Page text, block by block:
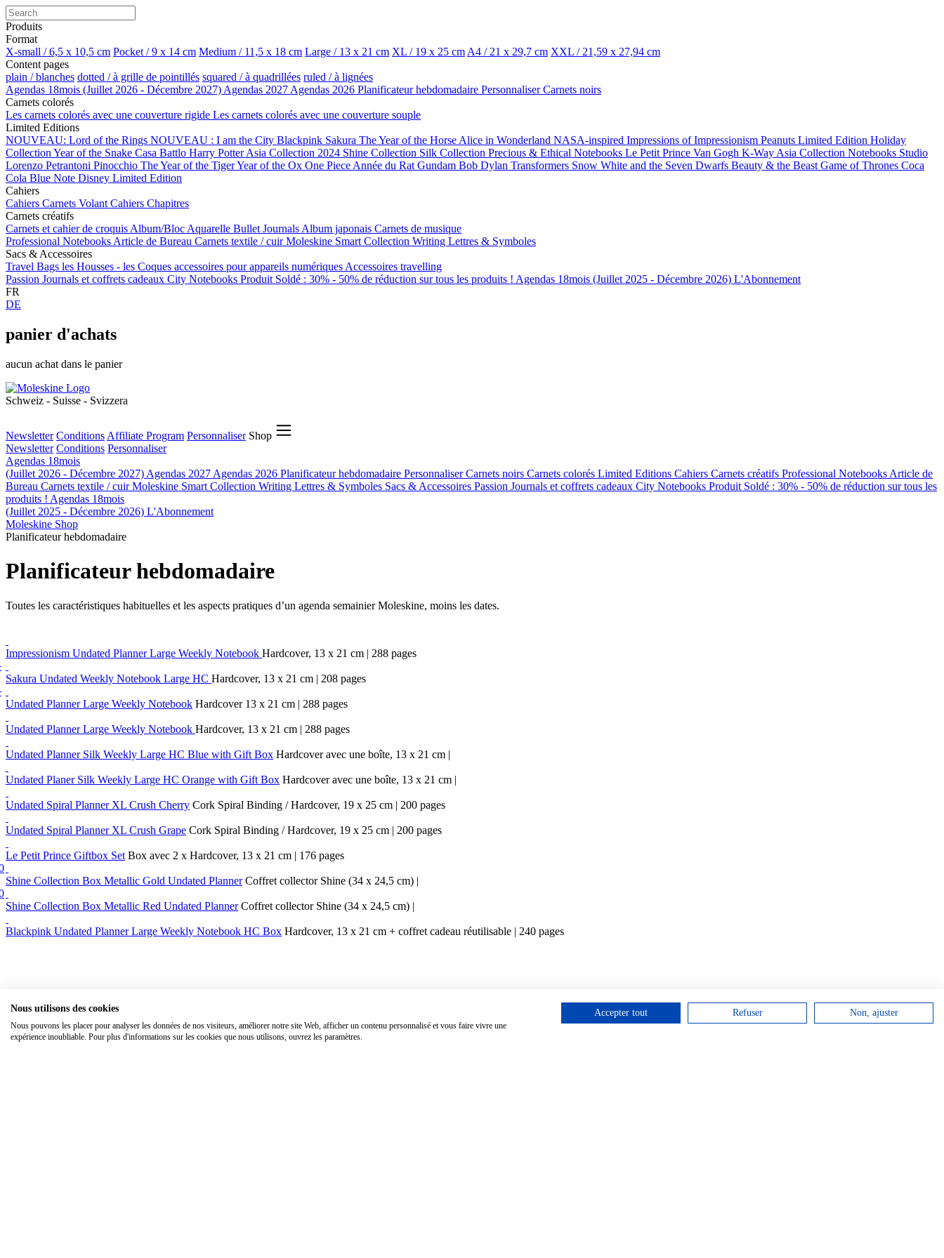
Produits
Format
X-small / 6,5 x 10,5 cm Pocket / 9 x 14 cm Medium / 11,5 x 18 cm Large / 13 x 21 cm XL / 19 x 25 cm A4 / 21 x 29,7 cm XXL / 21,59 x 27,94 cm
Content pages
plain / blanches dotted / à grille de pointillés squared / à quadrillées ruled / à lignées
Agendas 18mois (Juillet 2026 - Décembre 2027) Agendas 2027 Agendas 2026 Planificateur hebdomadaire PersonnaliserCarnets noirs
Carnets colorés
Les carnets colorés avec une couverture rigide Les carnets colorés avec une couverture souple
Limited Editions
NOUVEAU: Lord of the Rings NOUVEAU : I am the City Blackpink Sakura The Year of the Horse Alice in Wonderland NASA-inspired Impressions of Impressionism Peanuts Limited Edition Holiday
Collection Year of the Snake Casa Battlo Harry PotterAsia Collection 2024 Shine Collection Silk Collection Precious & Ethical Notebooks Le Petit Prince Van Gogh K-Way Asia Collection Notebooks Studio
Lorenzo Petrantoni Pinocchio The Year of the TigerYear of the Ox One Piece Année du Rat Gundam Bob Dylan Transformers Snow White and the Seven Dwarfs Beauty & the Beast Game of Thrones Coca
Cola Blue Note Disney Limited Edition
Cahiers
Cahiers Carnets Volant Cahiers Chapitres
Carnets créatifs
Carnets et cahier de croquis Album/Bloc Aquarelle Bullet Journals Album japonais Carnets de musique
Professional Notebooks Article de Bureau Carnets textile / cuirMoleskine Smart Collection Writing Lettres & Symboles
Sacs & Accessoires
Travel Bags les Housses - les Coques accessoires pour appareils numériques Accessoires travelling
Passion Journals et coffrets cadeaux City Notebooks Produit Soldé : 30% - 50% de réduction sur tous les produits ! Agendas 18mois (Juillet 2025 - Décembre 2026) L'Abonnement
FR
DE
panier d'achats
aucun achat dans le panier
Schweiz - Suisse - Svizzera
Newsletter Conditions Affiliate Program Personnaliser Shop
Newsletter Conditions Personnaliser
Agendas 18mois
(Juillet 2026 - Décembre 2027) Agendas 2027 Agendas 2026 Planificateur hebdomadaire PersonnaliserCarnets noirs Carnets colorés Limited Editions Cahiers Carnets créatifs Professional Notebooks Article de
Bureau Carnets textile / cuirMoleskine Smart Collection Writing Lettres & Symboles Sacs & Accessoires Passion Journals et coffrets cadeaux City Notebooks Produit Soldé : 30% - 50% de réduction sur tous les
produits ! Agendas 18mois
(Juillet 2025 - Décembre 2026) L'Abonnement
Moleskine Shop
Planificateur hebdomadaire
Planificateur hebdomadaire
Toutes les caractéristiques habituelles et les aspects pratiques d’un agenda semainier Moleskine, moins les dates.
Impressionism Undated Planner Large Weekly Notebook Hardcover, 13 x 21 cm | 288 pages
Sakura Undated Weekly Notebook Large HC Hardcover, 13 x 21 cm | 208 pages
Undated Planner Large Weekly Notebook Hardcover 13 x 21 cm | 288 pages
Undated Planner Large Weekly Notebook Hardcover, 13 x 21 cm | 288 pages
Undated Planner Silk Weekly Large HC Blue with Gift Box Hardcover avec une boîte, 13 x 21 cm |
Undated Planer Silk Weekly Large HC Orange with Gift Box Hardcover avec une boîte, 13 x 21 cm |
Undated Spiral Planner XL Crush Cherry Cork Spiral Binding / Hardcover, 19 x 25 cm | 200 pages
Undated Spiral Planner XL Crush Grape Cork Spiral Binding / Hardcover, 19 x 25 cm | 200 pages
Le Petit Prince Giftbox Set Box avec 2 x Hardcover, 13 x 21 cm | 176 pages
Shine Collection Box Metallic Gold Undated PlannerCoffret collector Shine (34 x 24,5 cm) |
Shine Collection Box Metallic Red Undated PlannerCoffret collector Shine (34 x 24,5 cm) |
Blackpink Undated Planner Large Weekly Notebook HC Box Hardcover, 13 x 21 cm + coffret cadeau réutilisable | 240 pages
Nous utilisons des cookies
Nous pouvons les placer pour analyser les données de nos visiteurs, améliorer notre site Web, afficher un contenu personnalisé et vous faire vivre une
expérience inoubliable. Pour plus d'informations sur les cookies que nous utilisons, ouvrez les paramètres.
Accepter tout Refuser Non, ajuster